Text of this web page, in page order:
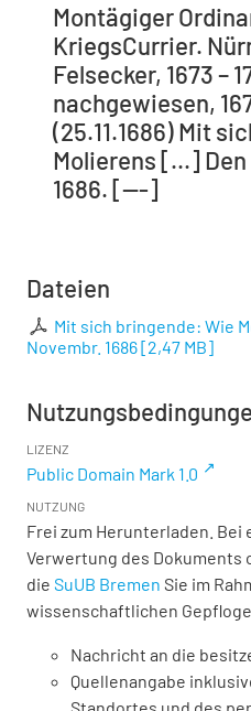
Montägiger
KriegsCurrier.
Felsecker, 1673 –
nachgewiesen,
(25.11.1686) Mit
Molierens [...] Den
1686. [---]
Dateien
Mit sich bringende: Wie
Novembr. 1686[2,47 MB]
LIZENZ
Public Domain Mark 1.0
NUTZUNG
Frei zum Herunterladen.
Verwertung des Dokuments
die SuUB Bremen Sie im
wissenschaftlichen
Nachricht an die
Quellenangabe